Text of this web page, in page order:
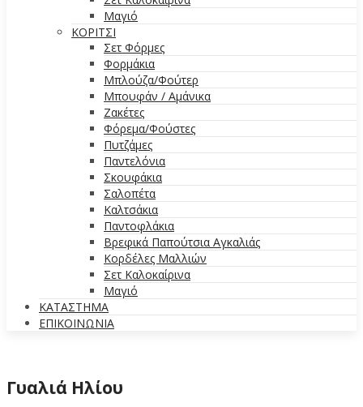
Μαγιό
ΚΟΡΙΤΣΙ
Σετ Φόρμες
Φορμάκια
Μπλούζα/Φούτερ
Μπουφάν / Αμάνικα
Ζακέτες
Φόρεμα/Φούστες
Πυτζάμες
Παντελόνια
Σκουφάκια
Σαλοπέτα
Καλτσάκια
Παντοφλάκια
Βρεφικά Παπούτσια Αγκαλιάς
Κορδέλες Μαλλιών
Σετ Καλοκαίρινα
Μαγιό
ΚΑΤΑΣΤΗΜΑ
ΕΠΙΚΟΙΝΩΝΙΑ
Γυαλιά Ηλίου